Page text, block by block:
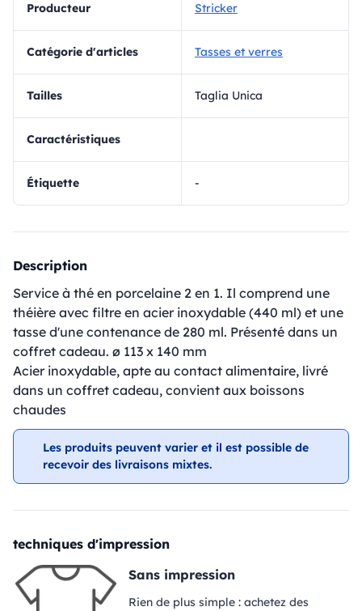
Producteur Stricker
Catégorie d'articles Tasses et verres
Tailles Taglia Unica
Caractéristiques
Étiquette -
Description
Service à thé en porcelaine 2 en 1. Il comprend une
théière avec filtre en acier inoxydable (440 ml) et une
tasse d'une contenance de 280 ml. Présenté dans un
coffret cadeau. ø 113 x 140 mm
Acier inoxydable, apte au contact alimentaire, livré
dans un coffret cadeau, convient aux boissons
chaudes
Les produits peuvent varier et il est possible de
recevoir des livraisons mixtes.
techniques d'impression
Sans impression
Rien de plus simple : achetez des